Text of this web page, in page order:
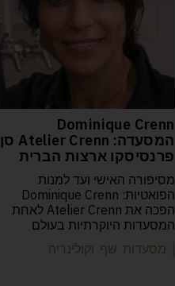
Dominique Crenn
המסעדה: Atelier Crenn סן
פרנסיסקו ארצות הברית
מסיפורה האישי ועד למנות
הפואטיות: Dominique Crenn
הפכה את Atelier Crenn לאחת
המסעדות היוקרתיות בעולם
| מסעדות שף וקולינריה